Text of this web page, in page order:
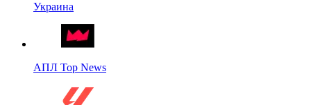
Украина
АПЛ Top News